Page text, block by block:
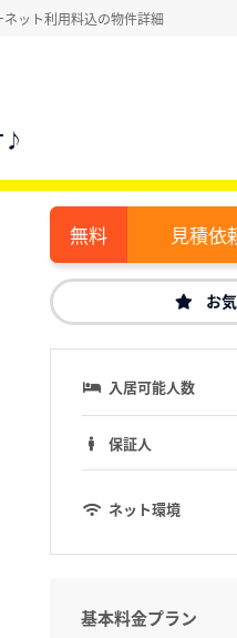
ット利用料込の物件詳細
♪
見積依
お
入居可能人数
保証人
ネット環境
基本料金プラン